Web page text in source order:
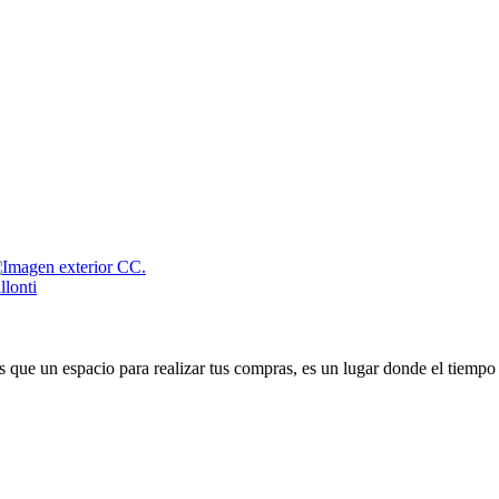
un espacio para realizar tus compras, es un lugar donde el tiempo